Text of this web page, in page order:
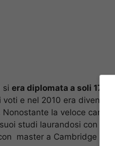
si era diplomata a soli 17
voti e nel 2010 era diventata
Nonostante la veloce
studi laurandosi con
master a Cambridge e